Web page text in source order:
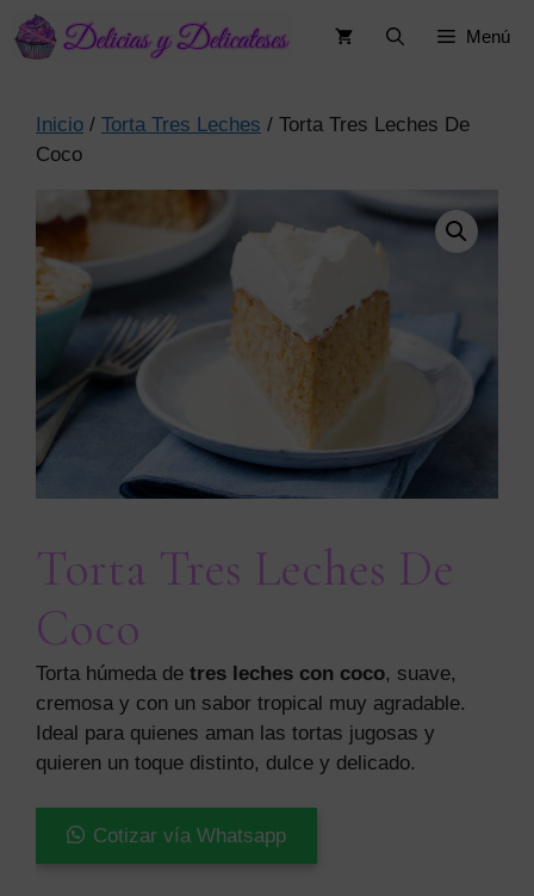
Saltar
Menú
Inicio / Torta Tres Leches / Torta Tres Leches De
Coco
Torta Tres Leches De
Coco
Torta húmeda de tres leches con coco, suave,
cremosa y con un sabor tropical muy agradable.
Ideal para quienes aman las tortas jugosas y
quieren un toque distinto, dulce y delicado.
Torta
Cotizar vía Whatsapp